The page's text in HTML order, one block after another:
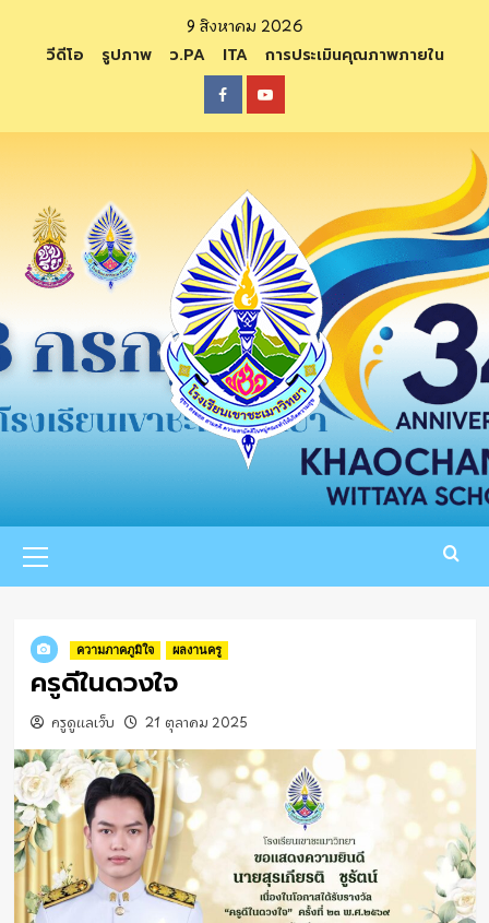
content
9 สิงหาคม 2026
วีดีโอ รูปภาพ ว.PA ITA การประเมินคุณภาพภายใน
FacebookYoutube
Menu
ความภาคภูมิใจ ผลงานครู
ครูดีในดวงใจ
ครูดูแลเว็บ 21 ตุลาคม 2025